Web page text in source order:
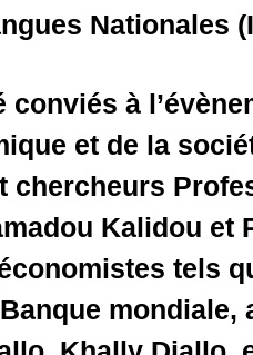
Nationales
conviés à
et de la
chercheurs
Kalidou et
tels
mondiale,